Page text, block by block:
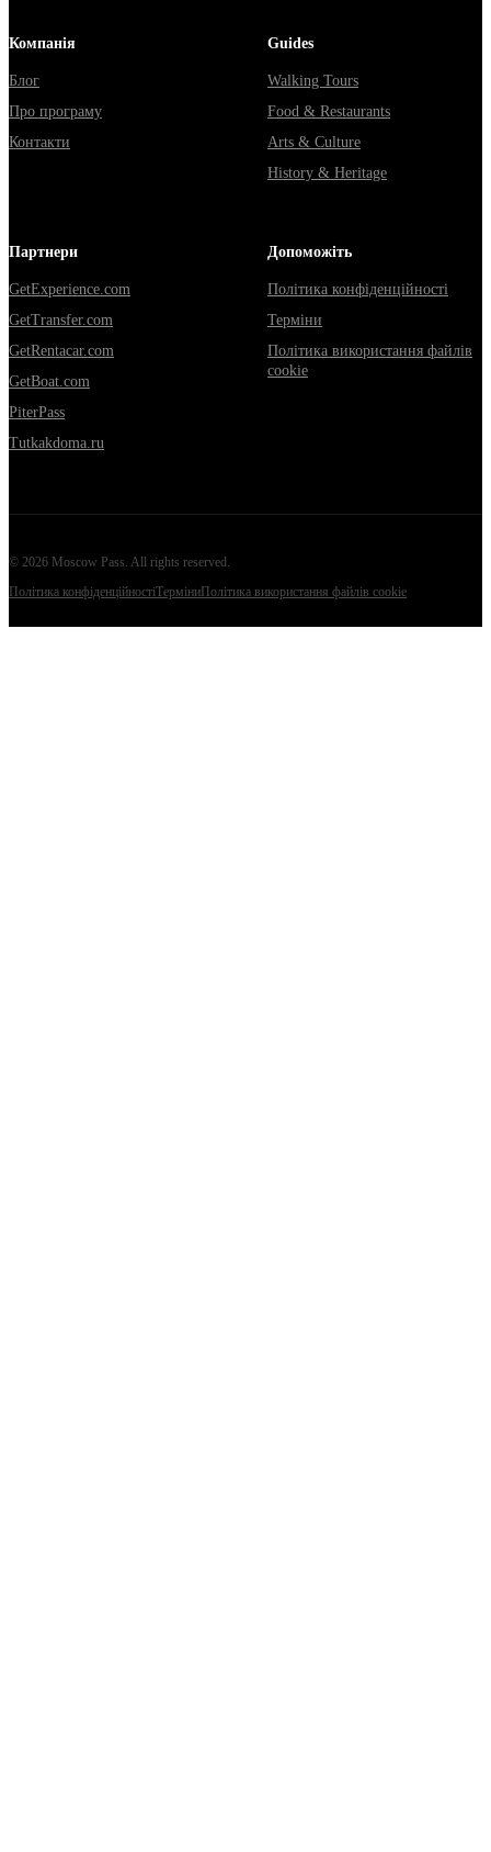
Компанія
Блог
Про програму
Контакти
Guides
Walking Tours
Food & Restaurants
Arts & Culture
History & Heritage
Партнери
GetExperience.com
GetTransfer.com
GetRentacar.com
GetBoat.com
PiterPass
Tutkakdoma.ru
Допоможіть
Політика конфіденційності
Терміни
Політика використання файлів
cookie
© 2026 Moscow Pass. All rights reserved.
Політика конфіденційностіТерміни Політика використання файлів cookie